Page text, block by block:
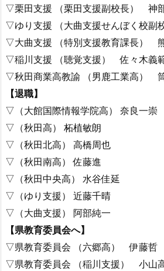
▽栗田支援 （栗田支援副校長） 神
▽ゆり支援 （大曲支援せんぼく校
▽大曲支援 （特別支援教育課長）
▽稲川支援 （聴覚支援） 佐々木義
▽秋田商業高教諭 （男鹿工業高）
【退職】
▽（大館国際情報学院高） 奈良一崇
▽（秋田高） 柘植敏朗
▽（秋田北高） 高橋周也
▽（秋田南高） 佐藤進
▽（秋田中央高） 水谷佳延
▽（ゆり支援） 近藤千晴
▽（大曲支援） 阿部純一
【県教育委員会へ】
▽県教育委員会 （六郷高） 伊藤哲
▽県教育委員会 （稲川支援） 小山